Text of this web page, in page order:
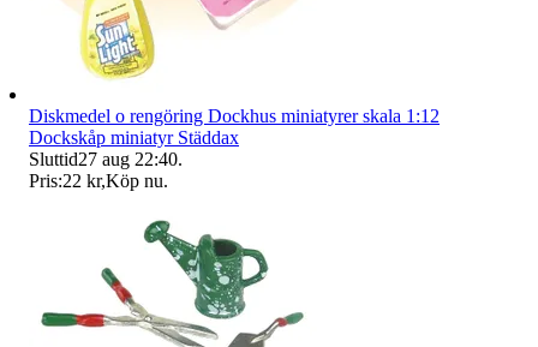
Diskmedel o rengöring Dockhus miniatyrer skala 1:12
Dockskåp miniatyr Städdax
Sluttid27 aug 22:40.
Pris:22 kr,Köp nu.